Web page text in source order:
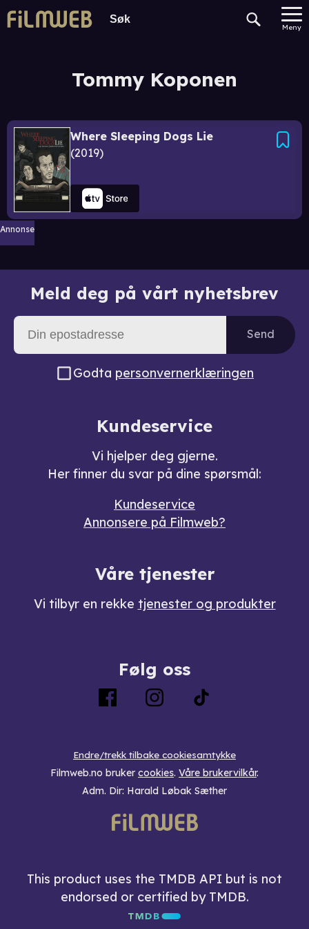
Meny
Tommy Koponen
Where Sleeping Dogs Lie
2019
Annonse
Meld deg på vårt nyhetsbrev
Send
Godta personvernerklæringen
Kundeservice
Vi hjelper deg gjerne.
Her finner du svar på dine spørsmål:
Kundeservice
Annonsere på Filmweb?
Våre tjenester
Vi tilbyr en rekke tjenester og produkter
Følg oss
Endre/trekk tilbake cookiesamtykke
Filmweb.no bruker cookies. Våre brukervilkår.
Adm. Dir: Harald Løbak Sæther
This product uses the TMDB API but is not
endorsed or certified by TMDB.